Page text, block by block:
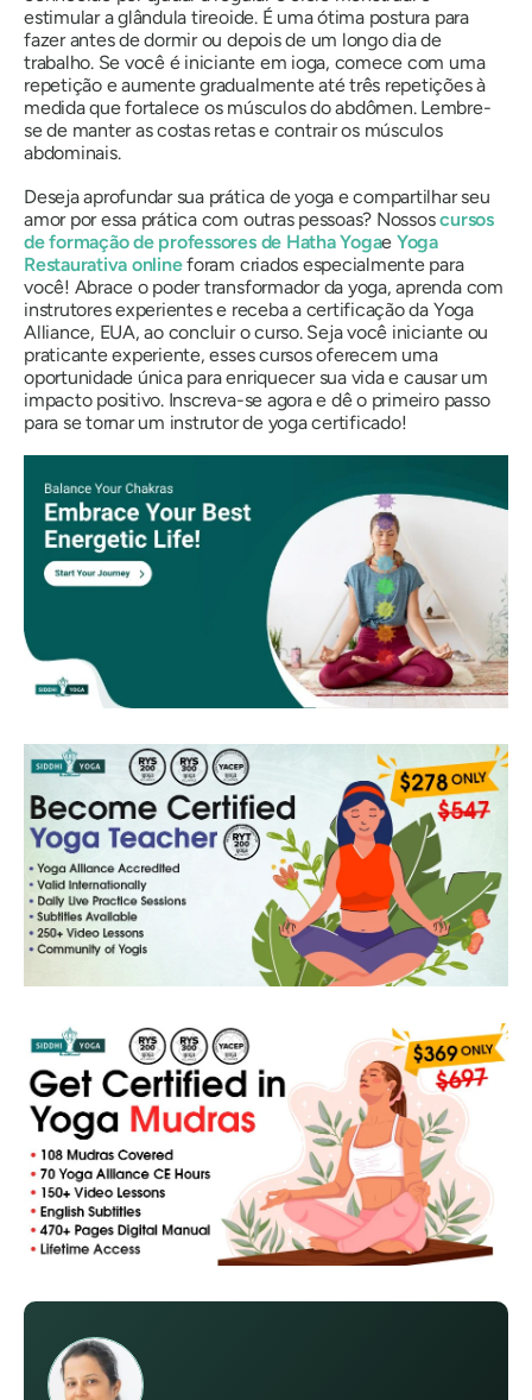
estimular a glândula tireoide. É uma ótima postura para
fazer antes de dormir ou depois de um longo dia de
trabalho. Se você é iniciante em ioga, comece com uma
repetição e aumente gradualmente até três repetições à
medida que fortalece os músculos do abdômen. Lembre-
se de manter as costas retas e contrair os músculos
abdominais.
Deseja aprofundar sua prática de yoga e compartilhar seu
amor por essa prática com outras pessoas? Nossoscursos
de formação de professores de Hatha Yogae Yoga
Restaurativa onlineforam criados especialmente para
você! Abrace o poder transformador da yoga, aprenda com
instrutores experientes e receba a certificação da Yoga
Alliance, EUA, ao concluir o curso. Seja você iniciante ou
praticante experiente, esses cursos oferecem uma
oportunidade única para enriquecer sua vida e causar um
impacto positivo. Inscreva-se agora e dê o primeiro passo
para se tornar um instrutor de yoga certificado!